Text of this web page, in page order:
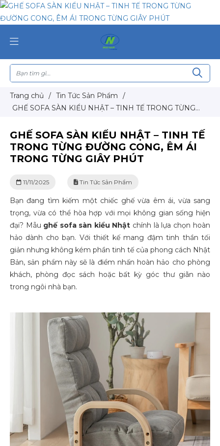
Trang chủ / Tin Tức Sản Phẩm
/
GHẾ SOFA SÀN KIỂU NHẬT – TINH TẾ TRONG TỪNG
GHẾ SOFA SÀN KIỂU NHẬT – TINH TẾ
TRONG TỪNG ĐƯỜNG CONG, ÊM ÁI
TRONG TỪNG GIÂY PHÚT
11/11/2025 Tin Tức Sản Phẩm
Bạn đang tìm kiếm một chiếc ghế vừa êm ái, vừa sang
trọng, vừa có thể hòa hợp với mọi không gian sống hiện
đại? Mẫu ghế sofa sàn kiểu Nhật chính là lựa chọn hoàn
hảo dành cho bạn. Với thiết kế mang đậm tinh thần tối
giản nhưng không kém phần tinh tế của phong cách Nhật
Bản, sản phẩm này sẽ là điểm nhấn hoàn hảo cho phòng
khách, phòng đọc sách hoặc bất kỳ góc thư giãn nào
trong ngôi nhà bạn.